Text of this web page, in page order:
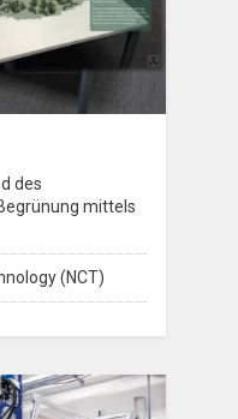
des
mittels
(NCT)